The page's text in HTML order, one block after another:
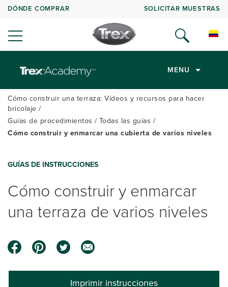
DÓNDE COMPRAR SOLICITAR MUESTRAS
MENU
Cómo construir una terraza: Vídeos y recursos para hacer
bricolaje
Guías de procedimientos
Todas las guías
Cómo construir y enmarcar una cubierta de varios niveles
GUÍAS DE INSTRUCCIONES
Cómo construir y enmarcar
una terraza de varios niveles
Imprimir instrucciones